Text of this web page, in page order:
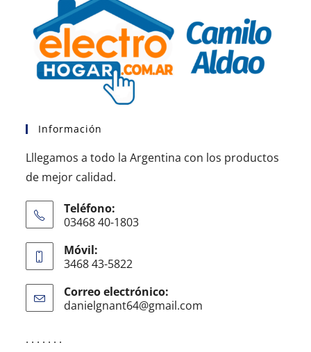
Información
Lllegamos a todo la Argentina con los productos
de mejor calidad.
Teléfono:
03468 40-1803
Móvil:
3468 43-5822
Correo electrónico:
danielgnant64@gmail.com
. . . . . . .